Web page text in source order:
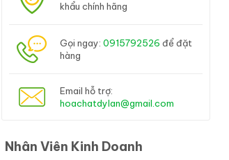
khẩu chính hãng
Gọi ngay: 0915792526 để đặt
hàng
Email hỗ trợ:
hoachatdylan@gmail.com
Nhân Viên Kinh Doanh